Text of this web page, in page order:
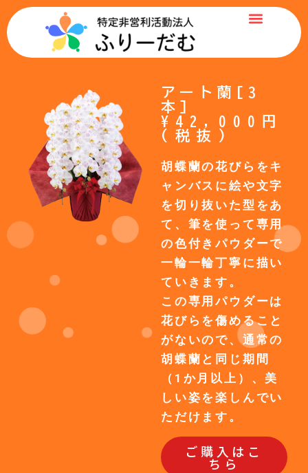
アート蘭[3
本]
¥42,000円
(税抜)
胡蝶蘭の花びらをキ
ャンバスに絵や文字
を切り抜いた型をあ
て、筆を使って専用
の色付きパウダーで
一輪一輪丁寧に描い
ていきます。
この専用パウダーは
花びらを傷めること
がないので、通常の
胡蝶蘭と同じ期間
（1か月以上）、美
しい姿を楽しんでい
ただけます。
ご購入はこ
ちら